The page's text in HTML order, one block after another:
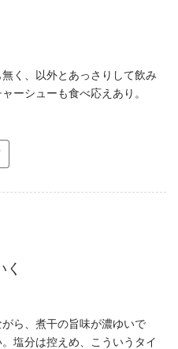
く、以外とあっさりして飲み
ーシューも食べ応えあり。
く
ら、煮干の旨味が濃ゆいで
塩分は控えめ、こういうタイ